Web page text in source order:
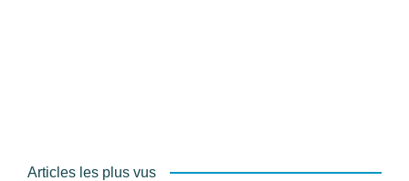
Articles les plus vus